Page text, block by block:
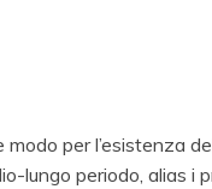
per l’esistenza
lungo periodo, alias i